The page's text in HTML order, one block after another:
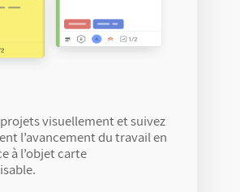
projets visuellement et suivez
l’avancement du travail en
à l’objet carte